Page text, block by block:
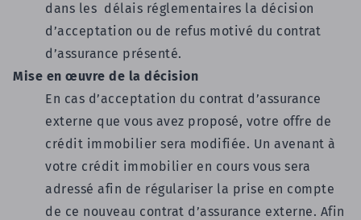
dans les délais réglementaires la décision
d’acceptation ou de refus motivé du contrat
d’assurance présenté.
Mise en œuvre de la décision
En cas d’acceptation du contrat d’assurance
externe que vous avez proposé, votre offre de
crédit immobilier sera modifiée. Un avenant à
votre crédit immobilier en cours vous sera
adressé afin de régulariser la prise en compte
de ce nouveau contrat d’assurance externe. Afin